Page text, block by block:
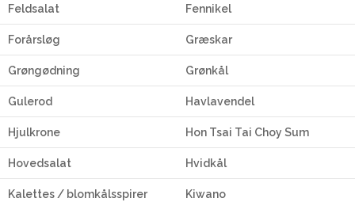
Feldsalat Fennikel
Forårsløg Græskar
Grøngødning Grønkål
Gulerod Havlavendel
Hjulkrone Hon Tsai Tai Choy Sum
Hovedsalat Hvidkål
Kalettes / blomkålsspirer Kiwano